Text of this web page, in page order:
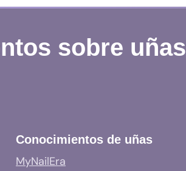
sobre uñas
Conocimientos de uñas
MyNailEra